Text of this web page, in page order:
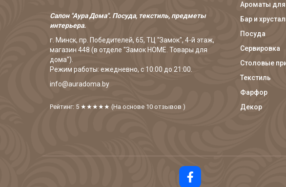
Салон "Аура Дома". Посуда, текстиль, предметы
интерьера.
г. Минск, пр. Победителей, 65, ТЦ "Замок", 4-й этаж,
магазин 448 (в отделе "Замок HOME. Товары для
дома").
Режим работы: ежедневно, с 10:00 до 21:00.
info@auradoma.by
Рейтинг: 5 ★★★★★ (На основе 10 отзывов )
Ароматы
Бар и
Посуда
Сервировка
Столовые
Текстиль
Фарфор
Декор